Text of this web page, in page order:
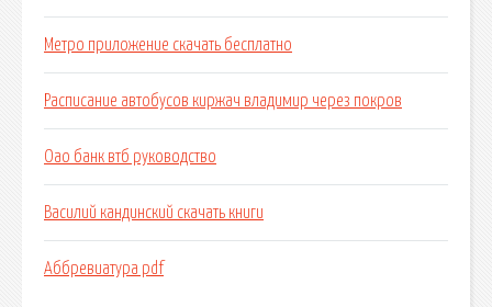
Метро приложение скачать бесплатно
Расписание автобусов киржач владимир через покров
Оао банк втб руководство
Василий кандинский скачать книги
Аббревиатура pdf